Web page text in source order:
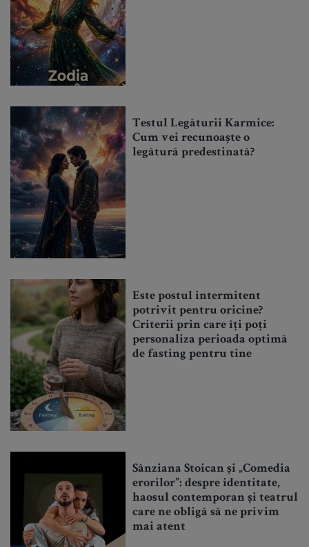
Testul Legăturii Karmice:
Cum vei recunoaște o
legătură predestinată?
Este postul intermitent
potrivit pentru oricine?
Criterii prin care îți poți
personaliza perioada optimă
de fasting pentru tine
Sânziana Stoican și „Comedia
erorilor”: despre identitate,
haosul contemporan și teatrul
care ne obligă să ne privim
mai atent